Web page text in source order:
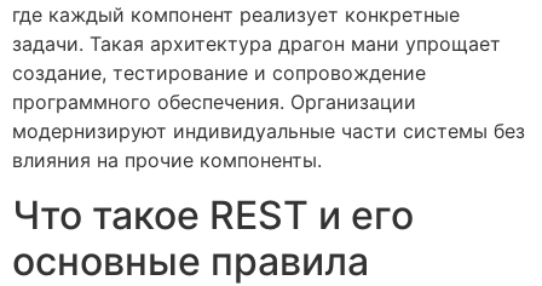
где каждый компонент реализует конкретные
задачи. Такая архитектура драгон мани упрощает
создание, тестирование и сопровождение
программного обеспечения. Организации
модернизируют индивидуальные части системы без
влияния на прочие компоненты.
Что такое REST и его
основные правила